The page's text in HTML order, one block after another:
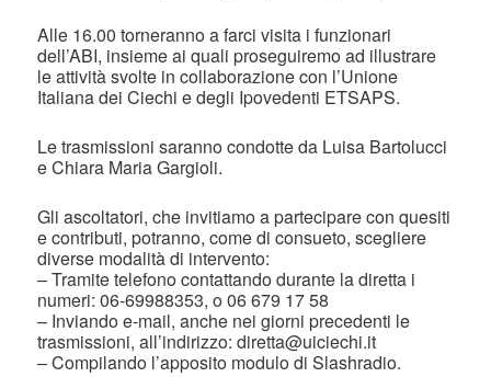
Alle 16.00 torneranno a farci visita i funzionari
dell’ABI, insieme ai quali proseguiremo ad illustrare
le attività svolte in collaborazione con l’Unione
Italiana dei Ciechi e degli Ipovedenti ETSAPS.
Le trasmissioni saranno condotte da Luisa Bartolucci
e Chiara Maria Gargioli.
Gli ascoltatori, che invitiamo a partecipare con quesiti
e contributi, potranno, come di consueto, scegliere
diverse modalità di intervento:
– Tramite telefono contattando durante la diretta i
numeri: 06-69988353, o 06 679 17 58
– Inviando e-mail, anche nei giorni precedenti le
trasmissioni, all’indirizzo: diretta@uiciechi.it
– Compilando l’apposito modulo di Slashradio.